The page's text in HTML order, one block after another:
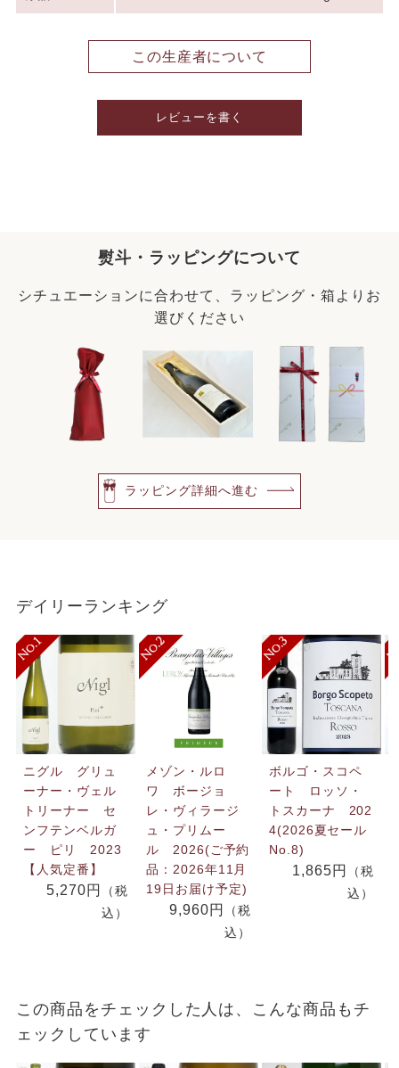
この生産者について
レビューを書く
熨斗・ラッピングについて
シチュエーションに合わせて、ラッピング・箱よりお
選びください
ラッピング詳細へ進む
デイリーランキング
ニグル グリュ
ーナー・ヴェル
トリーナー セ
ンフテンベルガ
ー ピリ 2023
【人気定番】
5,270円
（税
込）
メゾン・ルロ
ワ ボージョ
レ・ヴィラージ
ュ・プリムー
ル 2026(ご予約
品：2026年11月
19日お届け予定)
9,960円
（税
込）
ボルゴ・スコペ
ート ロッソ・
トスカーナ 202
4(2026夏セール
No.8)
1,865円
（税
込）
この商品をチェックした人は、こんな商品もチ
ェックしています